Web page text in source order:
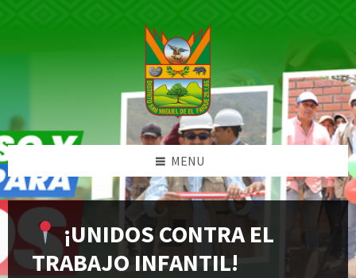
MENU
¡UNIDOS CONTRA EL
TRABAJO INFANTIL!